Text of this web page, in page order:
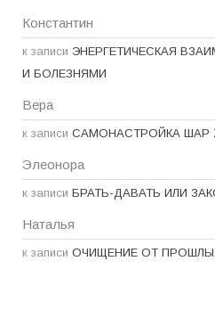
Константин
к записи ЭНЕРГЕТИЧЕСКАЯ
И БОЛЕЗНЯМИ
Вера
к записи САМОНАСТРОЙКА ШАР
Элеонора
к записи БРАТЬ-ДАВАТЬ ИЛИ
Наталья
к записи ОЧИЩЕНИЕ ОТ